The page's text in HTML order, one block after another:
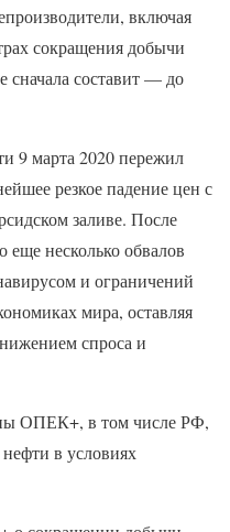
включая
сокращения добычи
сначала составит — до
9 марта 2020 пережил
резкое падение цен с
заливе. После
несколько обвалов
и ограничений
мира, оставляя
спроса и
ОПЕК+, в том числе РФ,
в условиях